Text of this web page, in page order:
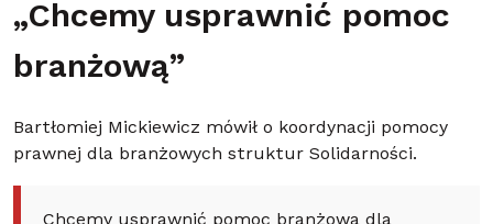
„Chcemy usprawnić pomoc
branżową”
Bartłomiej Mickiewicz mówił o koordynacji pomocy
prawnej dla branżowych struktur Solidarności.